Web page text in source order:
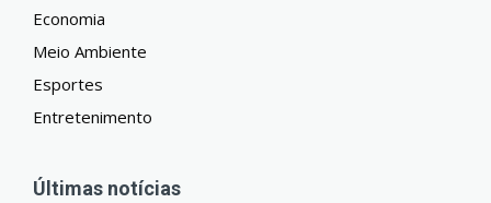
Economia
Meio Ambiente
Esportes
Entretenimento
Últimas notícias